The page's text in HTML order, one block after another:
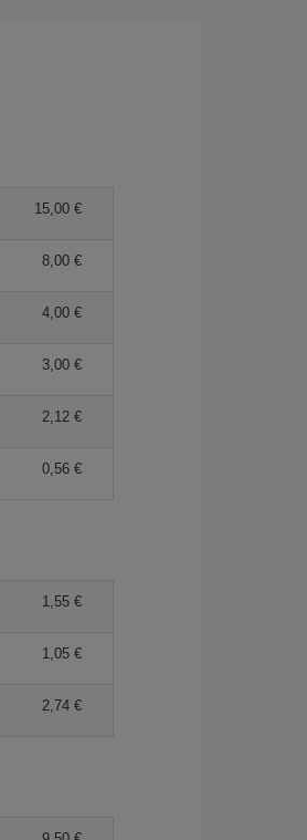
15,00 €
8,00 €
4,00 €
3,00 €
2,12 €
0,56 €
1,55 €
1,05 €
2,74 €